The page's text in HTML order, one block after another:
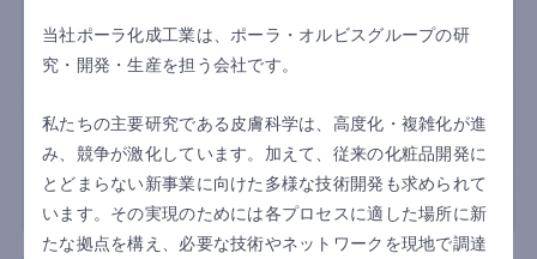
当社ポーラ化成工業は、ポーラ・オルビスグループの研
究・開発・生産を担う会社です。
私たちの主要研究である皮膚科学は、高度化・複雑化が進
み、競争が激化しています。加えて、従来の化粧品開発に
とどまらない新事業に向けた多様な技術開発も求められて
います。その実現のためには各プロセスに適した場所に新
たな拠点を構え、必要な技術やネットワークを現地で調達